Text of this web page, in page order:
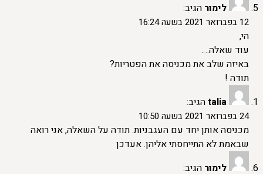
לימור הגיב:
12 בפברואר 2021 בשעה 16:24
הי,
עוד שאלה….
באיזה שלב את מכניסה את הפטריות?
תודה !
taliaהגיב:
24 בפברואר 2021 בשעה 10:50
מכניסה אותן יחד עם העגבניות. תודה על השאלה, אני רואה
שבאמת לא התייחסתי אליהן. אעדכן
לימור הגיב: